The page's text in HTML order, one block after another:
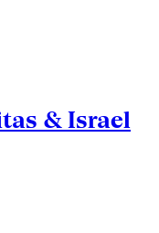
& Israel